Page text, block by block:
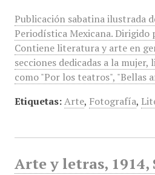
Publicación sabatina ilustrada
Periodística Mexicana. Dirigido
Contiene literatura y arte en
secciones dedicadas a la
como "Por los teatros", "Bellas
Etiquetas: Arte, Fotografía,
Arte y letras, 1914,